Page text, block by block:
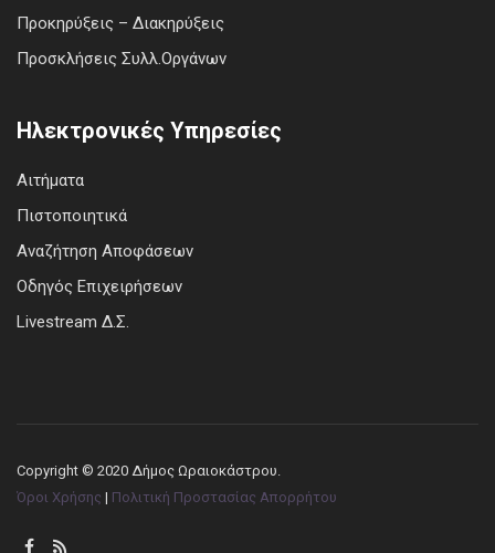
Προκηρύξεις – Διακηρύξεις
Προσκλήσεις Συλλ.Οργάνων
Ηλεκτρονικές Υπηρεσίες
Αιτήματα
Πιστοποιητικά
Αναζήτηση Αποφάσεων
Οδηγός Επιχειρήσεων
Livestream Δ.Σ.
Copyright © 2020 Δήμος Ωραιοκάστρου.
Όροι Χρήσης | Πολιτική Προστασίας Απορρήτου